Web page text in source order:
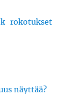
k-rokotukset
näyttää?